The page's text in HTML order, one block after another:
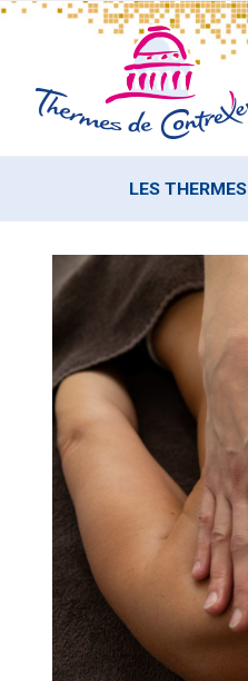
Skip
LES THERMES